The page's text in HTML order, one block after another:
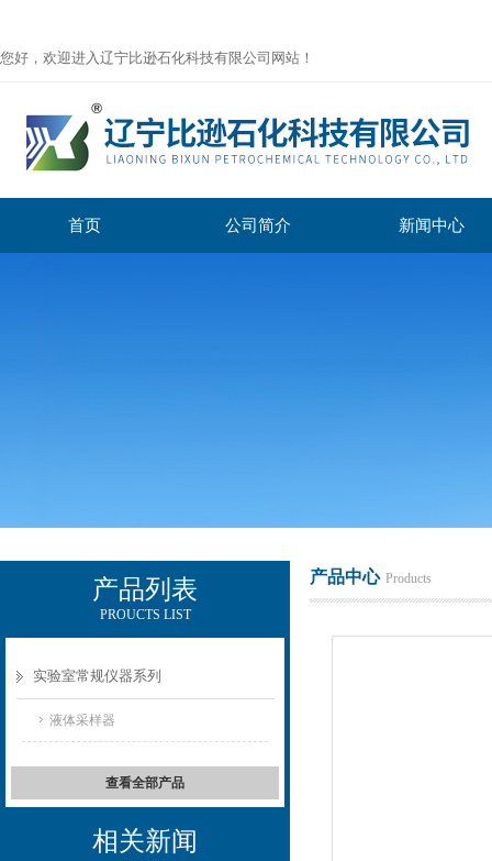
您好，欢迎进入辽宁比逊石化科技有限公司网站！
首页 公司简介 新闻中心
产品列表
PROUCTS LIST
实验室常规仪器系列
液体采样器
查看全部产品
相关新闻
产品中心 Products